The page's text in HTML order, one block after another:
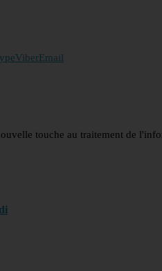
ViberEmail
touche au traitement de